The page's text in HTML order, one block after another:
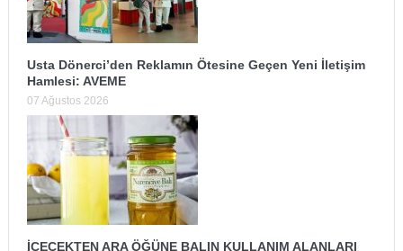
Usta Dönerci’den Reklamın Ötesine Geçen Yeni İletişim
Hamlesi: AVEME
07 Ağustos 2026
İÇECEKTEN ARA ÖĞÜNE BALIN KULLANIM ALANLARI